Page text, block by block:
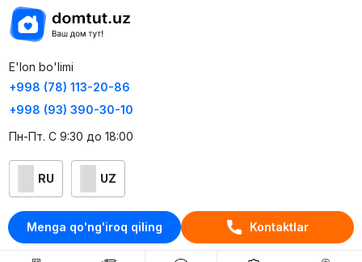
Menga qo'ng'iroq qiling Kontaktlar
E'lon bo'limi
+998 (78) 113-20-86
+998 (93) 390-30-10
Пн-Пт. С 9:30 до 18:00
RU UZ
Kontaktlar